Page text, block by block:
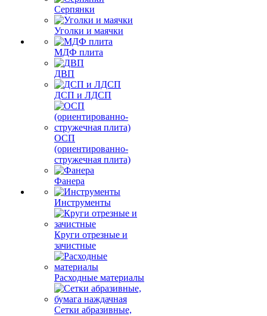
Серпянки
Уголки и маячки
МДФ плита
ДВП
ДСП и ЛДСП
ОСП
(ориентированно-
стружечная плита)
Фанера
Инструменты
Круги отрезные и
зачистные
Расходные материалы
Сетки абразивные,